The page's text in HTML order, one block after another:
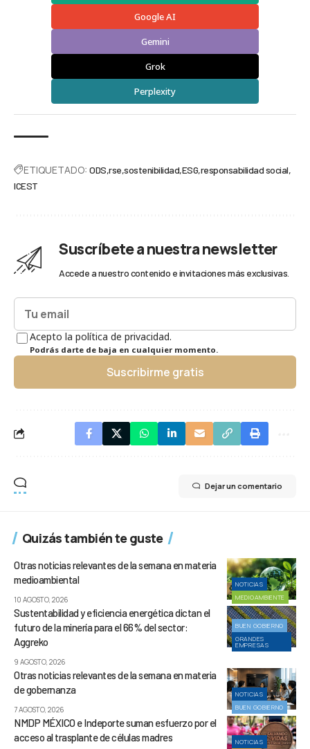
Google AI
Gemini
Grok
Perplexity
ETIQUETADO: ODS rse sostenibilidad ESG responsabilidad social
ICEST
Suscríbete a nuestra newsletter
Accede a nuestro contenido e invitaciones más exclusivas.
Acepto la política de privacidad.
Podrás darte de baja en cualquier momento.
Suscribirme gratis
Dejar un comentario
Quizás también te guste
NOTICIAS
MEDIOAMBIENTE
Otras noticias relevantes de la semana en materia
medioambiental
10 AGOSTO, 2026
BUEN GOBIERNO
GRANDES
EMPRESAS
Sustentabilidad y eficiencia energética dictan el
futuro de la minería para el 66% del sector:
Aggreko
9 AGOSTO, 2026
NOTICIAS
BUEN GOBIERNO
Otras noticias relevantes de la semana en materia
de gobernanza
7 AGOSTO, 2026
NOTICIAS
NMDP MÉXICO e Indeporte suman esfuerzo por el
acceso al trasplante de células madres